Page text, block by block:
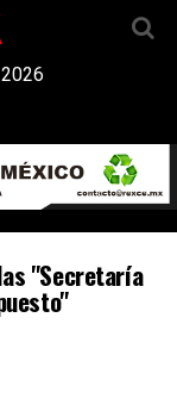
"Secretaría